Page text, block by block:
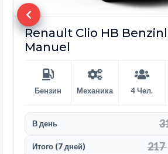
Renault Clio HB
Manuel
Бензин Механика 4 Чел.
В день
Итого (7 дней) 217